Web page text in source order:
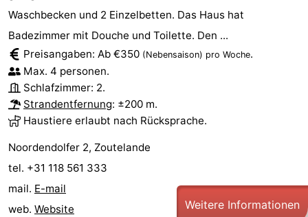
Waschbecken und 2 Einzelbetten. Das Haus hat
Badezimmer mit Douche und Toilette. Den ...
Preisangaben: Ab €350 (Nebensaison) pro Woche.
Max. 4 personen.
Schlafzimmer: 2.
Strandentfernung: ±200 m.
Haustiere erlaubt nach Rücksprache.
Noordendolfer 2, Zoutelande
tel. +31 118 561 333
mail. E-mail
web. Website Weitere Informationen